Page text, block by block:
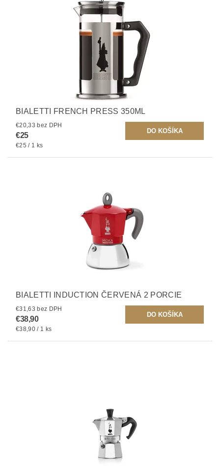
BIALETTI FRENCH PRESS 350ML
€20,33 bez DPH
€25
€25 / 1 ks
BIALETTI INDUCTION ČERVENÁ 2 PORCIE
€31,63 bez DPH
€38,90
€38,90 / 1 ks